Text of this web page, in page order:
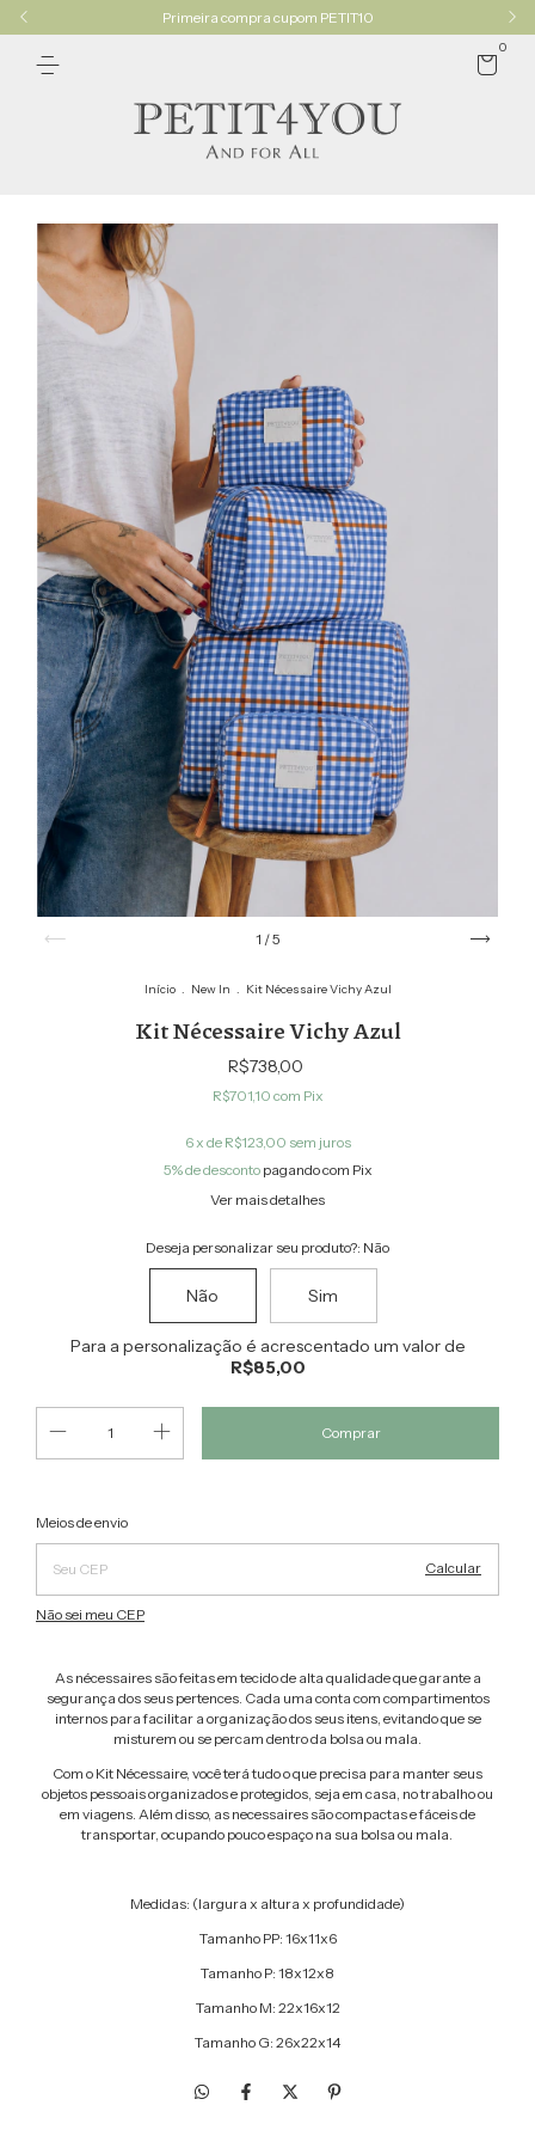
Primeira compra cupom PETIT10
0
1 /5
Início . New In . Kit Nécessaire Vichy Azul
Kit Nécessaire Vichy Azul
R$738,00
R$701,10 com Pix
6 x de R$123,00 sem juros
5% de descontopagando com Pix
Ver mais detalhes
Deseja personalizar seu produto?: Não
Não Sim
Para a personalização é acrescentado um valor de
R$85,00
Entregas para o CEP:
Meios de envio
Calcular
Não sei meu CEP
As nécessaires são feitas em tecido de alta qualidade que garante a
segurança dos seus pertences. Cada uma conta com compartimentos
internos para facilitar a organização dos seus itens, evitando que se
misturem ou se percam dentro da bolsa ou mala.
Com o Kit Nécessaire, você terá tudo o que precisa para manter seus
objetos pessoais organizados e protegidos, seja em casa, no trabalho ou
em viagens. Além disso, as necessaires são compactas e fáceis de
transportar, ocupando pouco espaço na sua bolsa ou mala.
Medidas: (largura x altura x profundidade)
Tamanho PP: 16x11x6
Tamanho P: 18x12x8
Tamanho M: 22x16x12
Tamanho G: 26x22x14